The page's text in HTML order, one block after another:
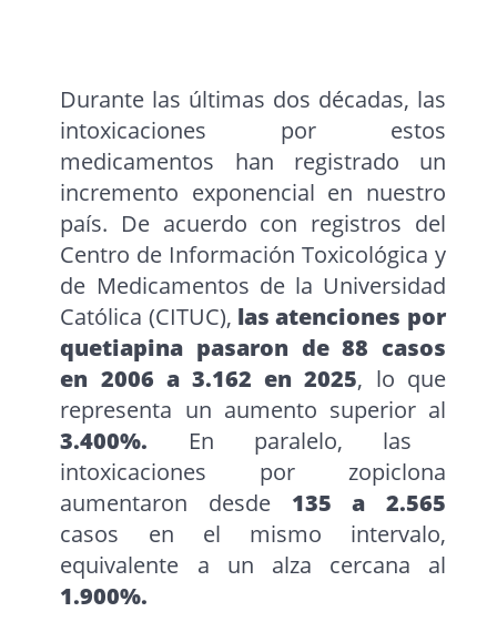
Durante las últimas dos décadas, las
intoxicaciones por estos
medicamentos han registrado un
incremento exponencial en nuestro
país. De acuerdo con registros del
Centro de Información Toxicológica y
de Medicamentos de la Universidad
Católica (CITUC), las atenciones por
quetiapina pasaron de 88 casos
en 2006 a 3.162 en 2025, lo que
representa un aumento superior al
3.400%. En paralelo, las
intoxicaciones por zopiclona
aumentaron desde 135 a 2.565
casos en el mismo intervalo,
equivalente a un alza cercana al
1.900%.